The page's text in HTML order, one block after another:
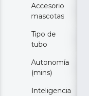
Accesorio
mascotas
Tipo de
tubo
Autonomía
(mins)
Inteligencia